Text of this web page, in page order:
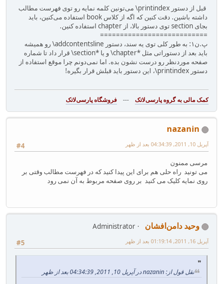
‎ قبل از دستور ‎\printindex‎ می‌تونین کلمه نمایه رو توی فهرست مطالب
داشته باشین. دقت کنین که اگه از کلاس ‎book‎ استفاده می‌کنین‏، باید
بجای ‎section‎ توی دستور بالا‏، از ‎chapter‎ استفاده کنین.
===========================
پ.ن۱: به طور کلی توی یه سند‏، دستور ‎‎\addcontentsline رو همیشه
باید بعد از دستوراتی مثل *chapter\ و یا ‎\section*‎ قرار داد تا شماره
صفحه موردنظر رو درست نشون بده. اما نمی‌دونم چرا موقع استفاده از
دستور ‎\printindex‎‏، این دستور باید قبلش قرار بگیره!
--- فروشگاه پارسی‌لاتک‎
nazanin
#4 آپریل 10, 2011, 04:34:39 بعد از ظهر
مرسی ممنون
می تونید راه حلی هم برای این پیدا کنید که در فهرست مطالب وقتی بر
روی نمایه کلیک می کنید بر روی صفحه مربوط به آن نمی رود
وحید دامن‌افشان
Administrator
#5
آپریل 16, 2011, 01:19:14 بعد از ظهر
نقل قول از: nazanin در آپریل 10, 2011, 04:34:39 بعد از ظهر